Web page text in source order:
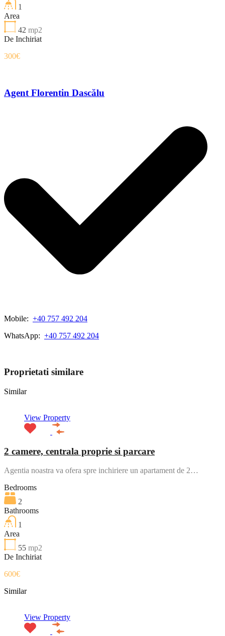
1
Area
42 mp2
De Inchiriat
300€
Agent Florentin Dascălu
Mobile: +40 757 492 204
WhatsApp: +40 757 492 204
Proprietati similare
Similar
View Property
2 camere, centrala proprie si parcare
Agentia noastra va ofera spre inchiriere un apartament de 2…
Bedrooms
2
Bathrooms
1
Area
55 mp2
De Inchiriat
600€
Similar
View Property